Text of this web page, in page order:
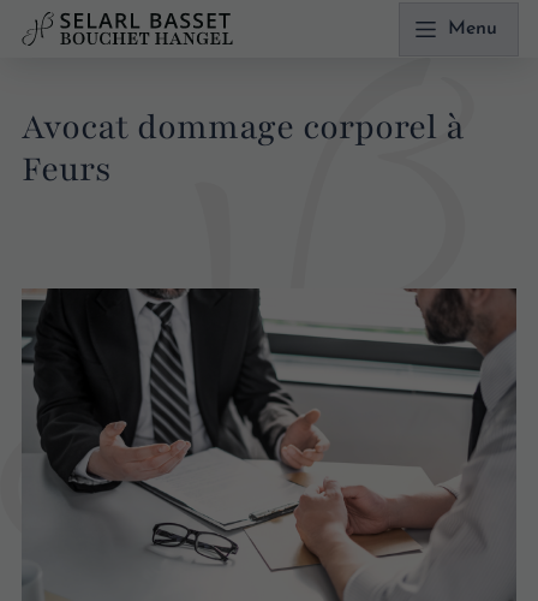
Menu
Avocat dommage corporel à
Feurs